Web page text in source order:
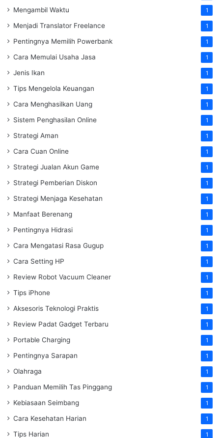
Mengambil Waktu 1
Menjadi Translator Freelance 1
Pentingnya Memilih Powerbank 1
Cara Memulai Usaha Jasa 1
Jenis Ikan 1
Tips Mengelola Keuangan 1
Cara Menghasilkan Uang 1
Sistem Penghasilan Online 1
Strategi Aman 1
Cara Cuan Online 1
Strategi Jualan Akun Game 1
Strategi Pemberian Diskon 1
Strategi Menjaga Kesehatan 1
Manfaat Berenang 1
Pentingnya Hidrasi 1
Cara Mengatasi Rasa Gugup 1
Cara Setting HP 1
Review Robot Vacuum Cleaner 1
Tips iPhone 1
Aksesoris Teknologi Praktis 1
Review Padat Gadget Terbaru 1
Portable Charging 1
Pentingnya Sarapan 1
Olahraga 1
Panduan Memilih Tas Pinggang 1
Kebiasaan Seimbang 1
Cara Kesehatan Harian 1
Tips Harian 1